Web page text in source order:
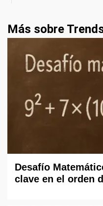
Más sobre
Desafío
clave en el orden